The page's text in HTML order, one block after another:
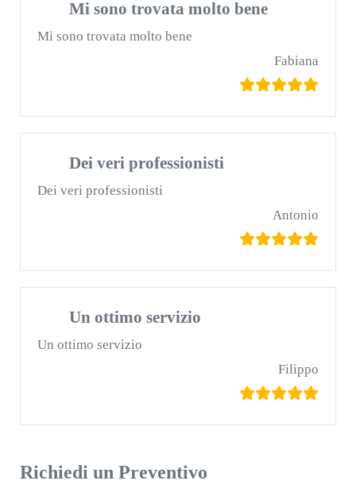
Mi sono trovata molto bene
Mi sono trovata molto bene
Fabiana
Dei veri professionisti
Dei veri professionisti
Antonio
Un ottimo servizio
Un ottimo servizio
Filippo
Richiedi un Preventivo